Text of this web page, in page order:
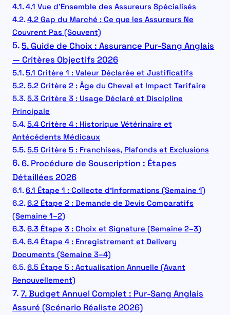
4.1 Vue d’Ensemble des Assureurs Spécialisés
4.2 Gap du Marché : Ce que les Assureurs Ne
Couvrent Pas (Souvent)
5. Guide de Choix : Assurance Pur-Sang Anglais
— Critères Objectifs 2026
5.1 Critère 1 : Valeur Déclarée et Justificatifs
5.2 Critère 2 : Âge du Cheval et Impact Tarifaire
5.3 Critère 3 : Usage Déclaré et Discipline
Principale
5.4 Critère 4 : Historique Vétérinaire et
Antécédents Médicaux
5.5 Critère 5 : Franchises, Plafonds et Exclusions
6. Procédure de Souscription : Étapes
Détaillées 2026
6.1 Étape 1 : Collecte d’Informations (Semaine 1)
6.2 Étape 2 : Demande de Devis Comparatifs
(Semaine 1–2)
6.3 Étape 3 : Choix et Signature (Semaine 2–3)
6.4 Étape 4 : Enregistrement et Delivery
Documents (Semaine 3–4)
6.5 Étape 5 : Actualisation Annuelle (Avant
Renouvellement)
7. Budget Annuel Complet : Pur-Sang Anglais
Assuré (Scénario Réaliste 2026)